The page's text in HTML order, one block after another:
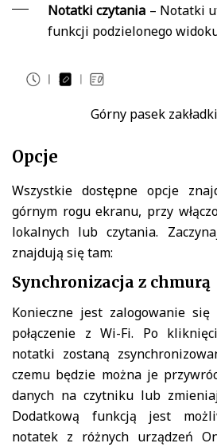
Notatki czytania – Notatki
funkcji podzielonego
Górny pasek
Opcje
Wszystkie dostępne opcje
górnym rogu ekranu, przy
lokalnych lub czytania.
znajdują się tam:
Synchronizacja z chmurą
Konieczne jest zalogowanie
połączenie z Wi-Fi. Po
notatki zostaną
czemu będzie można je
danych na czytniku lub
Dodatkową funkcją jest
notatek z różnych urządzeń